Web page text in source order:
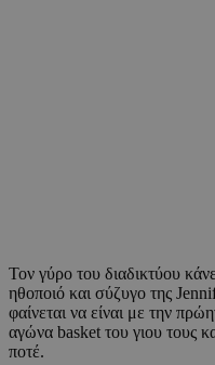
Τον γύρο του διαδικτύου
ηθοποιό και σύζυγο της
φαίνεται να είναι με την
αγώνα basket του γιου τους
ποτέ.